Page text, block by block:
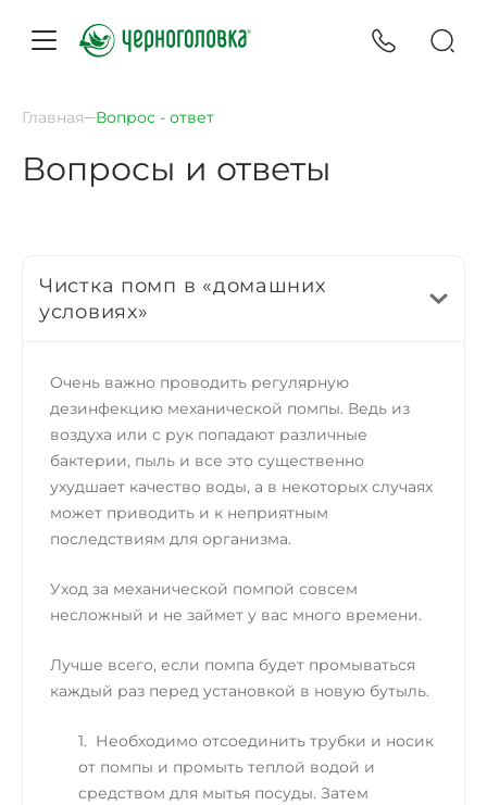
Главная Вопрос - ответ
Вопросы и ответы
Чистка помп в «домашних
условиях»
Очень важно проводить регулярную
дезинфекцию механической помпы. Ведь из
воздуха или с рук попадают различные
бактерии, пыль и все это существенно
ухудшает качество воды, а в некоторых случаях
может приводить и к неприятным
последствиям для организма.
Уход за механической помпой совсем
несложный и не займет у вас много времени.
Лучше всего, если помпа будет промываться
каждый раз перед установкой в новую бутыль.
Необходимо отсоединить трубки и носик
от помпы и промыть теплой водой и
средством для мытья посуды. Затем